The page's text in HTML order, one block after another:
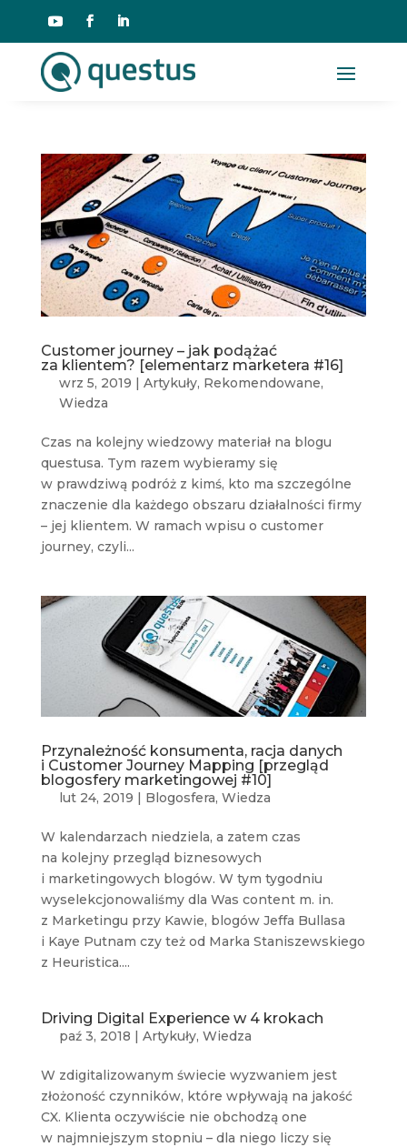
Customer journey – jak podążać
za klientem? [elementarz marketera #16]
wrz 5, 2019 | Artykuły, Rekomendowane,
Wiedza
Czas na kolejny wiedzowy materiał na blogu
questusa. Tym razem wybieramy się
w prawdziwą podróż z kimś, kto ma szczególne
znaczenie dla każdego obszaru działalności firmy
– jej klientem. W ramach wpisu o customer
journey, czyli...
Przynależność konsumenta, racja danych
i Customer Journey Mapping [przegląd
blogosfery marketingowej #10]
lut 24, 2019 | Blogosfera, Wiedza
W kalendarzach niedziela, a zatem czas
na kolejny przegląd biznesowych
i marketingowych blogów. W tym tygodniu
wyselekcjonowaliśmy dla Was content m. in.
z Marketingu przy Kawie, blogów Jeffa Bullasa
i Kaye Putnam czy też od Marka Staniszewskiego
z Heuristica....
Driving Digital Experience w 4 krokach
paź 3, 2018 | Artykuły, Wiedza
W zdigitalizowanym świecie wyzwaniem jest
złożoność czynników, które wpływają na jakość
CX. Klienta oczywiście nie obchodzą one
w najmniejszym stopniu – dla niego liczy się